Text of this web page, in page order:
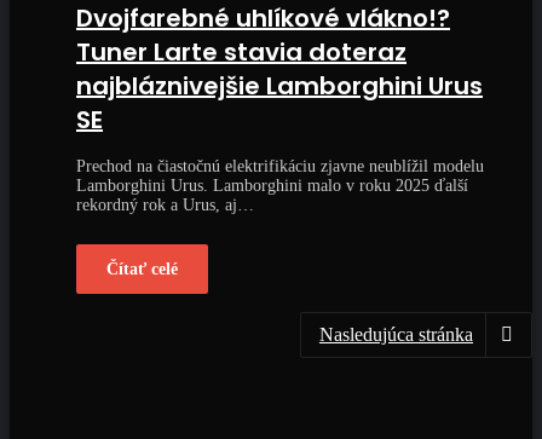
Dvojfarebné uhlíkové vlákno!?
Tuner Larte stavia doteraz
najbláznivejšie Lamborghini Urus
SE
Prechod na čiastočnú elektrifikáciu zjavne neublížil modelu
Lamborghini Urus. Lamborghini malo v roku 2025 ďalší
rekordný rok a Urus, aj…
Čítať celé
Nasledujúca stránka